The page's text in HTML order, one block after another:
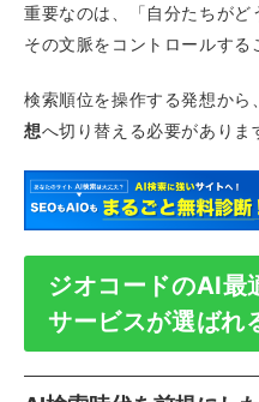
重要なのは、「自分たちがど
その文脈をコントロールする
検索順位を操作する発想から
想へ切り替える必要がありま
ジオコードのAI最
サービスが選ばれ